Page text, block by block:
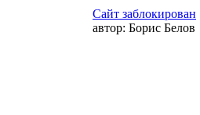
Сайт заблокирован
автор: Борис Белов